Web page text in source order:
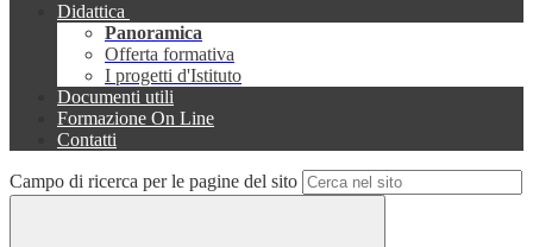
Didattica
Panoramica
Offerta formativa
I progetti d'Istituto
Documenti utili
Formazione On Line
Contatti
Campo di ricerca per le pagine del sito